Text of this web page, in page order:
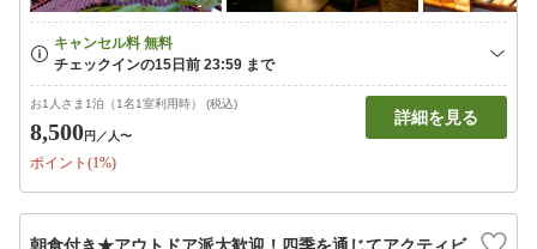
お1人さま1泊（1名1室利用時） (税込)
8,500円 ／人〜
ポイント(1%)
詳細を見る